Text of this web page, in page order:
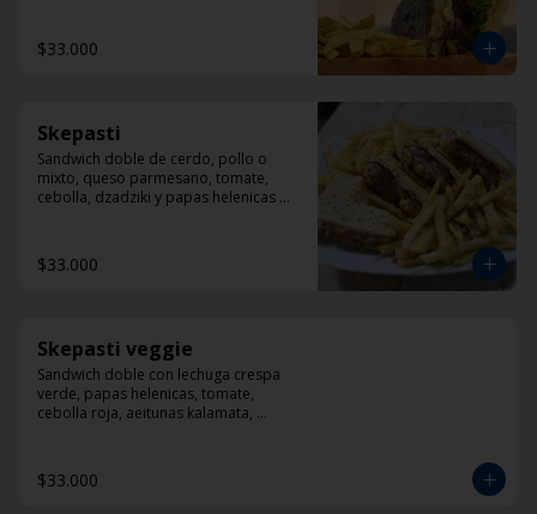
$33.000
Skepasti
Sandwich doble de cerdo, pollo o
mixto, queso parmesano, tomate,
cebolla, dzadziki y papas helenicas
$33.000
Skepasti veggie
Sandwich doble con lechuga crespa
verde, papas helenicas, tomate,
cebolla roja, aeitunas kalamata,
$33.000